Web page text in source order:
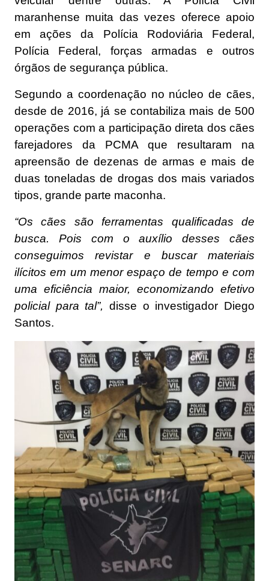
maranhense muita das vezes oferece apoio
em ações da Polícia Rodoviária Federal,
Polícia Federal, forças armadas e outros
órgãos de segurança pública.
Segundo a coordenação no núcleo de cães,
desde de 2016, já se contabiliza mais de 500
operações com a participação direta dos cães
farejadores da PCMA que resultaram na
apreensão de dezenas de armas e mais de
duas toneladas de drogas dos mais variados
tipos, grande parte maconha.
“Os cães são ferramentas qualificadas de
busca. Pois com o auxílio desses cães
conseguimos revistar e buscar materiais
ilícitos em um menor espaço de tempo e com
uma eficiência maior, economizando efetivo
policial para tal”, disse o investigador Diego
Santos.